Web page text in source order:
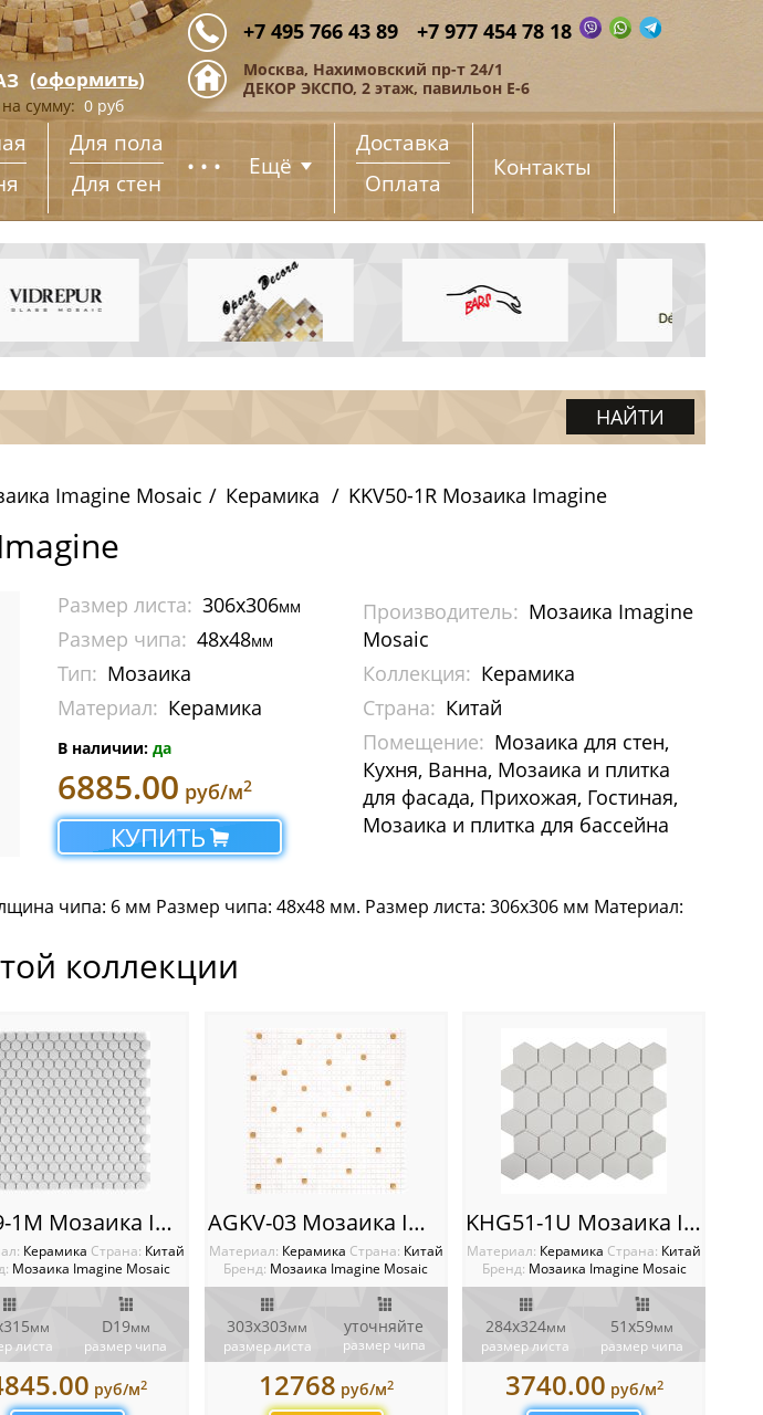
+7 495 766 43 89 +7 977 454 78 18
Москва, Нахимовский пр-т 24/1
ДЕКОР ЭКСПО, 2 этаж, павильон Е-6
(оформить)
на сумму: 0 руб
Для пола
Для стен
... Ещё
Доставка
Оплата
Контакты
Imagine Mosaic Керамика KKV50-1R Мозаика Imagine
Производитель: Мозаика Imagine
Mosaic
Коллекция: Керамика
Страна: Китай
Помещение: Мозаика для стен,
Кухня, Ванна, Мозаика и плитка
для фасада, Прихожая, Гостиная,
Мозаика и плитка для бассейна
Размер листа: 306х306мм
Размер чипа: 48х48мм
Тип: Мозаика
Материал: Керамика
В наличии: да
6885.00 руб/м2
КУПИТЬ
чипа: 6 мм Размер чипа: 48х48 мм. Размер листа: 306х306 мм Материал:
коллекции
KO19-1M Мозаика Imagine
Керамика Cтрана: Китай
Мозаика Imagine Mosaic
мм
листа
D19мм
размер чипа
руб/м2
AGKV-03 Мозаика Imagine
Материал: Керамика Cтрана: Китай
Бренд: Мозаика Imagine Mosaic
303x303мм
размер листа
уточняйте
размер чипа
12768 руб/м2
KHG51-1U Мозаика Imagine
Материал: Керамика Cтрана: Китай
Бренд: Мозаика Imagine Mosaic
284х324мм
размер листа
51х59мм
размер чипа
3740.00 руб/м2